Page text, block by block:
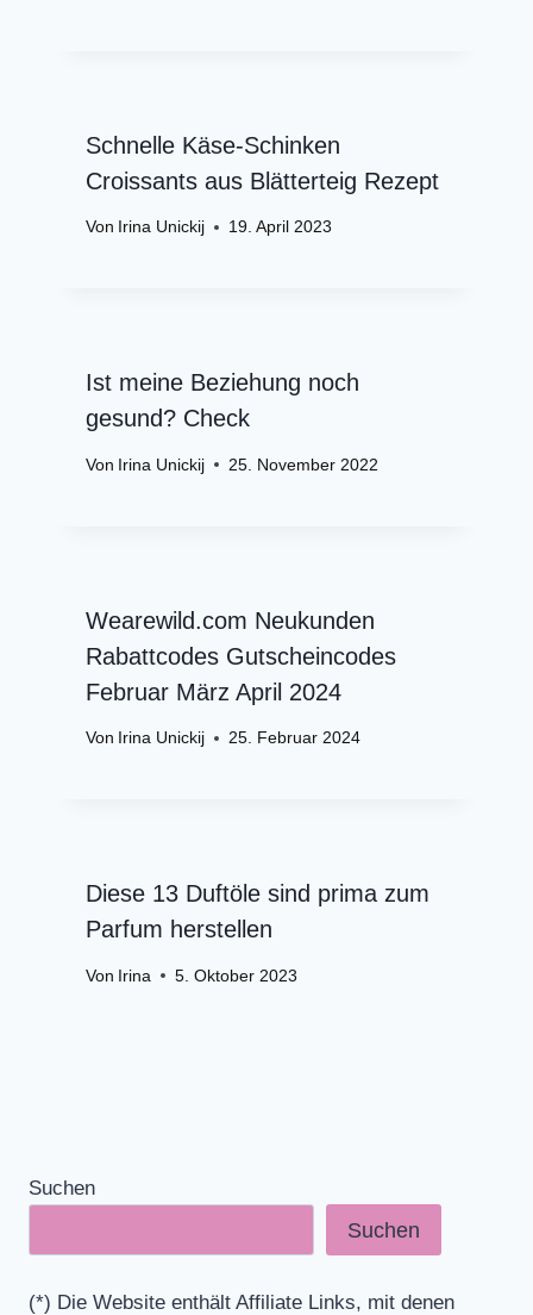
Schnelle Käse-Schinken
Croissants aus Blätterteig Rezept
Von Irina Unickij 19. April 2023
Ist meine Beziehung noch
gesund? Check
Von Irina Unickij 25. November 2022
Wearewild.com Neukunden
Rabattcodes Gutscheincodes
Februar März April 2024
Von Irina Unickij 25. Februar 2024
Diese 13 Duftöle sind prima zum
Parfum herstellen
Von Irina 5. Oktober 2023
Suchen
Suchen
(*) Die Website enthält Affiliate Links, mit denen